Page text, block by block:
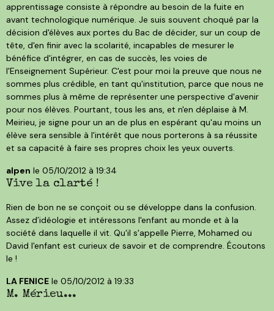
apprentissage consiste à répondre au besoin de la fuite en
avant technologique numérique. Je suis souvent choqué par la
décision d'élèves aux portes du Bac de décider, sur un coup de
tête, d'en finir avec la scolarité, incapables de mesurer le
bénéfice d'intégrer, en cas de succès, les voies de
l'Enseignement Supérieur. C'est pour moi la preuve que nous ne
sommes plus crédible, en tant qu'institution, parce que nous ne
sommes plus à même de représenter une perspective d'avenir
pour nos élèves. Pourtant, tous les ans, et n'en déplaise à M.
Meirieu, je signe pour un an de plus en espérant qu'au moins un
élève sera sensible à l'intérêt que nous porterons à sa réussite
et sa capacité à faire ses propres choix les yeux ouverts.
alpen le 05/10/2012 à 19:34
Vive la clarté !
Rien de bon ne se conçoit ou se développe dans la confusion.
Assez d’idéologie et intéressons l'enfant au monde et à la
société dans laquelle il vit. Qu'il s'appelle Pierre, Mohamed ou
David l'enfant est curieux de savoir et de comprendre. Écoutons
le !
LA FENICE le 05/10/2012 à 19:33
M. Mérieu...